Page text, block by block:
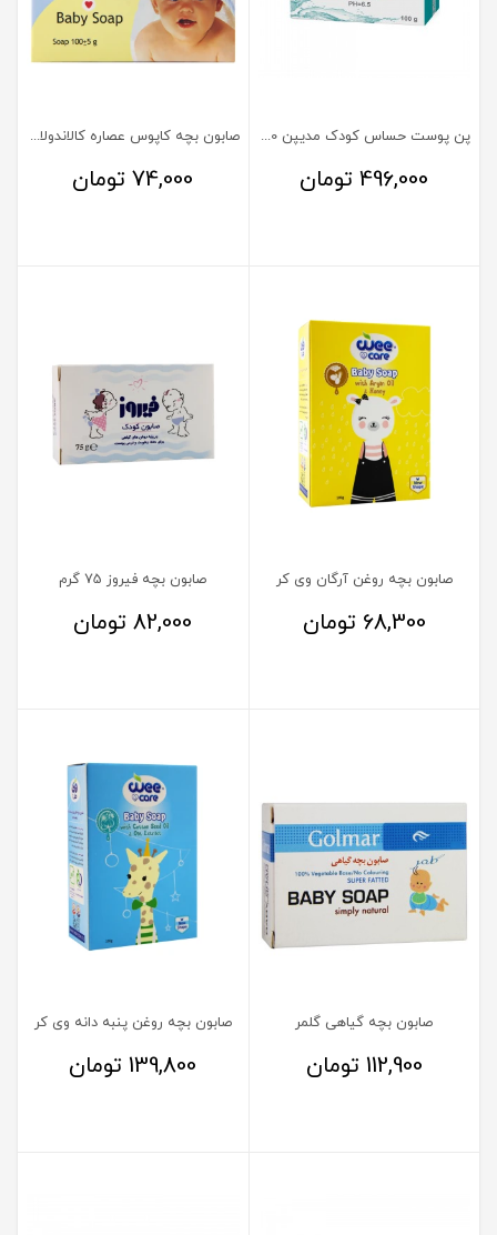
پن پوست حساس کودک مدیپن 100 گرم
496,000تومان
صابون بچه کاپوس عصاره کالاندولا و آووکادو
74,000تومان
صابون بچه روغن آرگان وی کر
68,300 تومان
صابون بچه فیروز 75 گرم
82,000تومان
صابون بچه گیاهی گلمر
112,900 تومان
صابون بچه روغن پنبه دانه وی کر
139,800 تومان